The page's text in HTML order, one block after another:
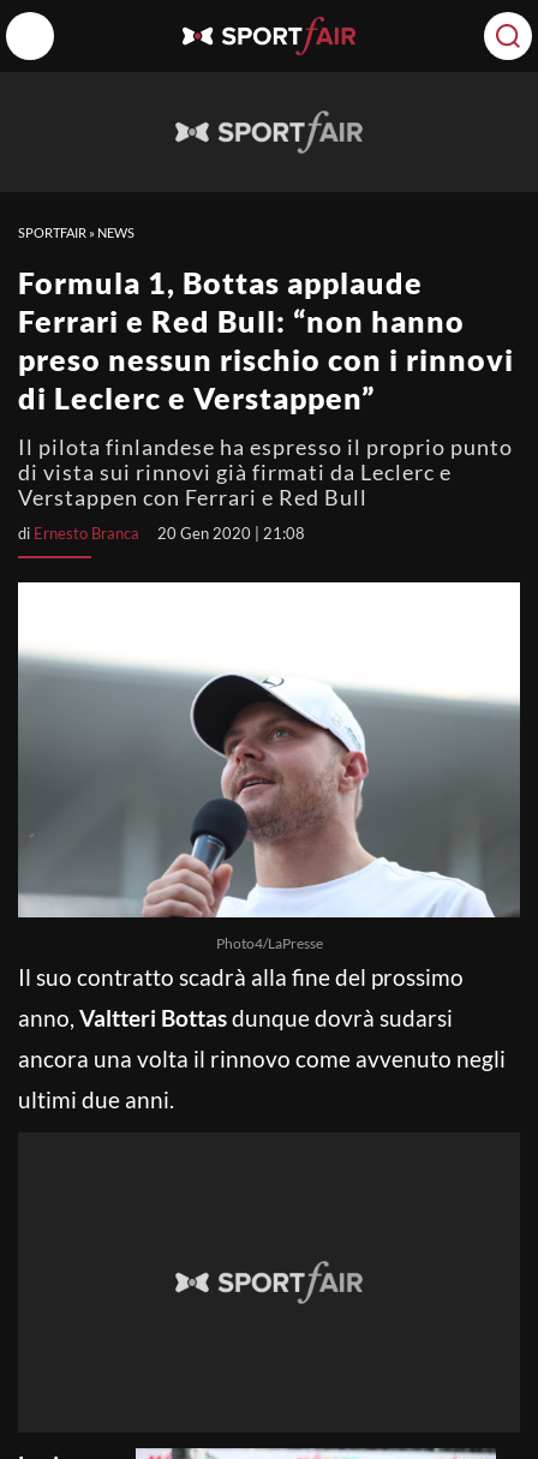
SPORTFAIR » NEWS
Formula 1, Bottas applaude
Ferrari e Red Bull: “non hanno
preso nessun rischio con i rinnovi
di Leclerc e Verstappen”
Il pilota finlandese ha espresso il proprio punto
di vista sui rinnovi già firmati da Leclerc e
Verstappen con Ferrari e Red Bull
di Ernesto Branca 20 Gen 2020 | 21:08
Photo4/LaPresse
Il suo contratto scadrà alla fine del prossimo
anno, Valtteri Bottasdunque dovrà sudarsi
ancora una volta il rinnovo come avvenuto negli
ultimi due anni.